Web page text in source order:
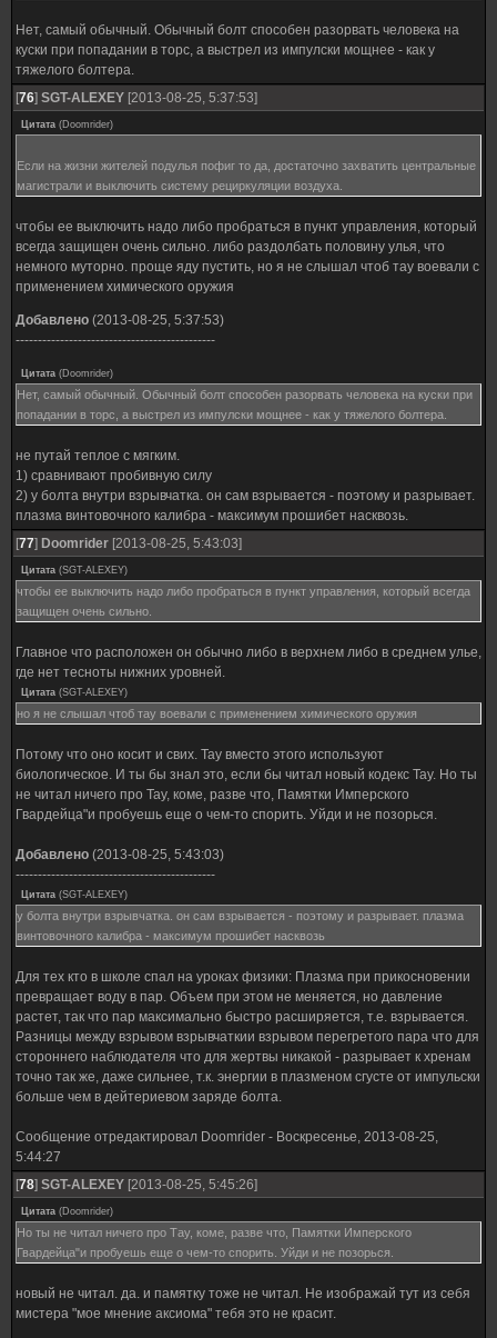
Нет, самый обычный. Обычный болт способен разорвать человека на
куски при попадании в торс, а выстрел из импулски мощнее - как у
тяжелого болтера.
[76] SGT-ALEXEY [2013-08-25, 5:37:53]
Цитата (Doomrider)
Если на жизни жителей подулья пофиг то да, достаточно захватить центральные
магистрали и выключить систему рециркуляции воздуха.
чтобы ее выключить надо либо пробраться в пункт управления, который
всегда защищен очень сильно. либо раздолбать половину улья, что
немного муторно. проще яду пустить, но я не слышал чтоб тау воевали с
применением химического оружия
Добавлено (2013-08-25, 5:37:53)
---------------------------------------------
Цитата (Doomrider)
Нет, самый обычный. Обычный болт способен разорвать человека на куски при
попадании в торс, а выстрел из импулски мощнее - как у тяжелого болтера.
не путай теплое с мягким.
1) сравнивают пробивную силу
2) у болта внутри взрывчатка. он сам взрывается - поэтому и разрывает.
плазма винтовочного калибра - максимум прошибет насквозь.
[77] Doomrider [2013-08-25, 5:43:03]
Цитата (SGT-ALEXEY)
чтобы ее выключить надо либо пробраться в пункт управления, который всегда
защищен очень сильно.
Главное что расположен он обычно либо в верхнем либо в среднем улье,
где нет тесноты нижних уровней.
Цитата (SGT-ALEXEY)
но я не слышал чтоб тау воевали с применением химического оружия
Потому что оно косит и свих. Тау вместо этого используют
биологическое. И ты бы знал это, если бы читал новый кодекс Тау. Но ты
не читал ничего про Тау, коме, разве что, Памятки Имперского
Гвардейца"и пробуешь еще о чем-то спорить. Уйди и не позорься.
Добавлено (2013-08-25, 5:43:03)
---------------------------------------------
Цитата (SGT-ALEXEY)
у болта внутри взрывчатка. он сам взрывается - поэтому и разрывает. плазма
винтовочного калибра - максимум прошибет насквозь
Для тех кто в школе спал на уроках физики: Плазма при прикосновении
превращает воду в пар. Объем при этом не меняется, но давление
растет, так что пар максимально быстро расширяется, т.е. взрывается.
Разницы между взрывом взрывчаткии взрывом перегретого пара что для
стороннего наблюдателя что для жертвы никакой - разрывает к хренам
точно так же, даже сильнее, т.к. энергии в плазменом сгусте от импульски
больше чем в дейтериевом заряде болта.
Сообщение отредактировал Doomrider - Воскресенье, 2013-08-25,
5:44:27
[78] SGT-ALEXEY [2013-08-25, 5:45:26]
Цитата (Doomrider)
Но ты не читал ничего про Тау, коме, разве что, Памятки Имперского
Гвардейца"и пробуешь еще о чем-то спорить. Уйди и не позорься.
новый не читал. да. и памятку тоже не читал. Не изображай тут из себя
мистера "мое мнение аксиома" тебя это не красит.